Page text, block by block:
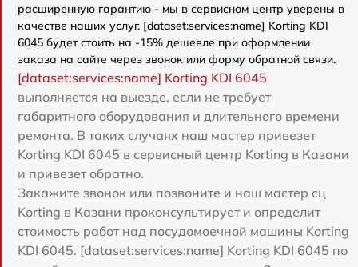
расширенную гарантию - мы в сервисном центр уверены в
качестве наших услуг. [dataset:services:name] Korting KDI
6045 будет стоить на -15% дешевле при оформлении
заказа на сайте через звонок или форму обратной связи.
[dataset:services:name] Korting KDI 6045
выполняется на выезде, если не требует
габаритного оборудования и длительного времени
ремонта. В таких случаях наш мастер привезет
Korting KDI 6045 в сервисный центр Korting в Казани
и привезет обратно.
Закажите звонок или позвоните и наш мастер сц
Korting в Казани проконсультирует и определит
стоимость работ над посудомоечной машины Korting
KDI 6045. [dataset:services:name] Korting KDI 6045 по